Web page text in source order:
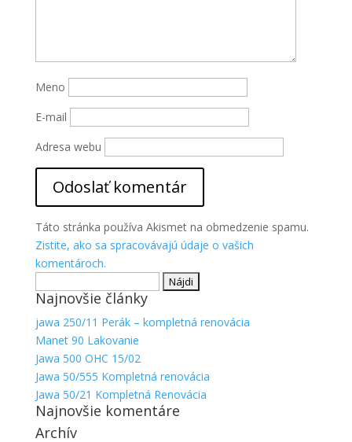
Meno
E-mail
Adresa webu
Táto stránka používa Akismet na obmedzenie spamu.
Zistite, ako sa spracovávajú údaje o vašich
komentároch.
Najnovšie články
jawa 250/11 Perák – kompletná renovácia
Manet 90 Lakovanie
Jawa 500 OHC 15/02
Jawa 50/555 Kompletná renovácia
Jawa 50/21 Kompletná Renovácia
Najnovšie komentáre
Archív
fungovanie
stránky.
Štatistiky
zlepšiť
funkčnosť
štruktúru
webovej
stránky na
spôsobu
používania
webovej
stránky.